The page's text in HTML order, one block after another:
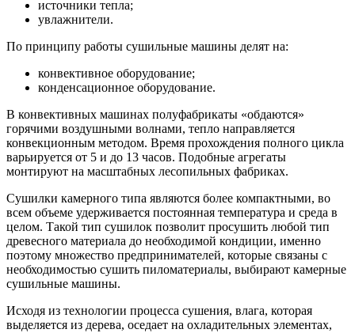
источники тепла;
увлажнители.
По принципу работы сушильные машины делят на:
конвективное оборудование;
конденсационное оборудование.
В конвективных машинах полуфабрикаты «обдаются»
горячими воздушными волнами, тепло направляется
конвекционным методом. Время прохождения полного цикла
варьируется от 5 и до 13 часов. Подобные агрегаты
монтируют на масштабных лесопильных фабриках.
Сушилки камерного типа являются более компактными, во
всем объеме удерживается постоянная температура и среда в
целом. Такой тип сушилок позволит просушить любой тип
древесного материала до необходимой кондиции, именно
поэтому множество предпринимателей, которые связаны с
необходимостью сушить пиломатериалы, выбирают камерные
сушильные машины.
Исходя из технологии процесса сушения, влага, которая
выделяется из дерева, оседает на охладительных элементах,